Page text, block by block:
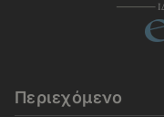
Περιεχόμενο